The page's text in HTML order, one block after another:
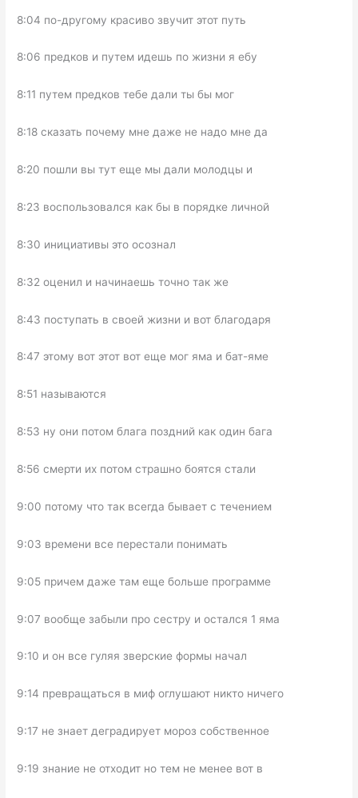
8:04 по-другому красиво звучит этот путь
8:06 предков и путем идешь по жизни я ебу
8:11 путем предков тебе дали ты бы мог
8:18 сказать почему мне даже не надо мне да
8:20 пошли вы тут еще мы дали молодцы и
8:23 воспользовался как бы в порядке личной
8:30 инициативы это осознал
8:32 оценил и начинаешь точно так же
8:43 поступать в своей жизни и вот благодаря
8:47 этому вот этот вот еще мог яма и бат-яме
8:51 называются
8:53 ну они потом блага поздний как один бага
8:56 смерти их потом страшно боятся стали
9:00 потому что так всегда бывает с течением
9:03 времени все перестали понимать
9:05 причем даже там еще больше программе
9:07 вообще забыли про сестру и остался 1 яма
9:10 и он все гуляя зверские формы начал
9:14 превращаться в миф оглушают никто ничего
9:17 не знает деградирует мороз собственное
9:19 знание не отходит но тем не менее вот в